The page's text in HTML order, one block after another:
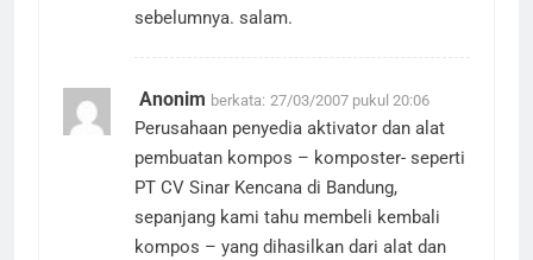
sebelumnya. salam.
Anonim berkata: 27/03/2007 pukul 20:06
Perusahaan penyedia aktivator dan alat
pembuatan kompos – komposter- seperti
PT CV Sinar Kencana di Bandung,
sepanjang kami tahu membeli kembali
kompos – yang dihasilkan dari alat dan